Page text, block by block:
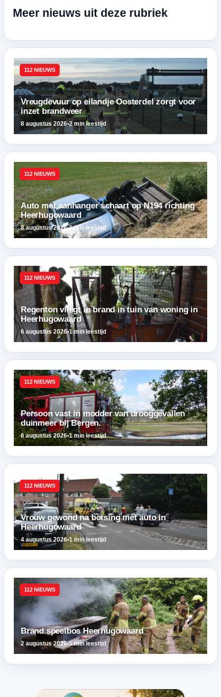
Meer nieuws uit deze rubriek
112 NIEUWS
Vreugdevuur op eilandje Oosterdel zorgt voor
inzet brandweer
8 augustus 2026•2 min leestijd
112 NIEUWS
Auto met aanhanger schaart op N194 richting
Heerhugowaard
8 augustus 2026•1 min leestijd
112 NIEUWS
Regenton vliegt in brand in tuin van woning in
Heerhugowaard
6 augustus 2026•1 min leestijd
112 NIEUWS
Persoon vast in modder van drooggevallen
duinmeer bij Bergen.
6 augustus 2026•1 min leestijd
112 NIEUWS
Vrouw gewond na botsing met auto in
Heerhugowaard
4 augustus 2026•1 min leestijd
112 NIEUWS
Brand speelbos Heerhugowaard
2 augustus 2026•1 min leestijd